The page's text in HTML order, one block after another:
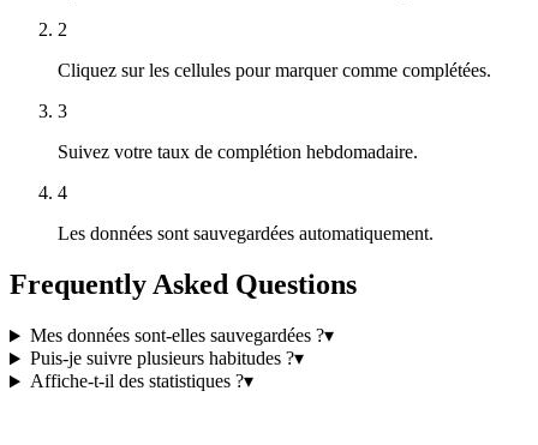
2
Cliquez sur les cellules pour marquer comme complétées.
3
Suivez votre taux de complétion hebdomadaire.
4
Les données sont sauvegardées automatiquement.
Frequently Asked Questions
Mes données sont-elles sauvegardées ?▾
Puis-je suivre plusieurs habitudes ?▾
Affiche-t-il des statistiques ?▾